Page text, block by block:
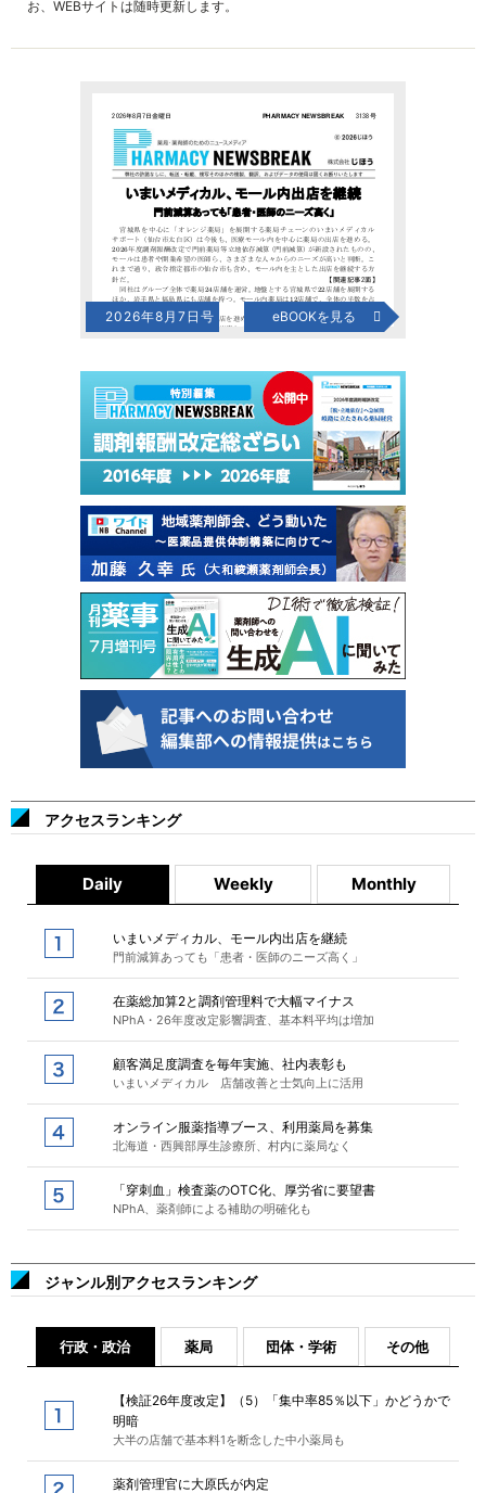
お、WEBサイトは随時更新します。
2026年8月7日号 eBOOKを見る
アクセスランキング
Daily Weekly Monthly
いまいメディカル、モール内出店を継続
門前減算あっても「患者・医師のニーズ高く」
在薬総加算2と調剤管理料で大幅マイナス
NPhA・26年度改定影響調査、基本料平均は増加
顧客満足度調査を毎年実施、社内表彰も
いまいメディカル 店舗改善と士気向上に活用
オンライン服薬指導ブース、利用薬局を募集
北海道・西興部厚生診療所、村内に薬局なく
「穿刺血」検査薬のOTC化、厚労省に要望書
NPhA、薬剤師による補助の明確化も
ジャンル別アクセスランキング
行政・政治 薬局 団体・学術 その他
【検証26年度改定】（5）「集中率85％以下」かどうかで
明暗
大半の店舗で基本料1を断念した中小薬局も
薬剤管理官に大原氏が内定